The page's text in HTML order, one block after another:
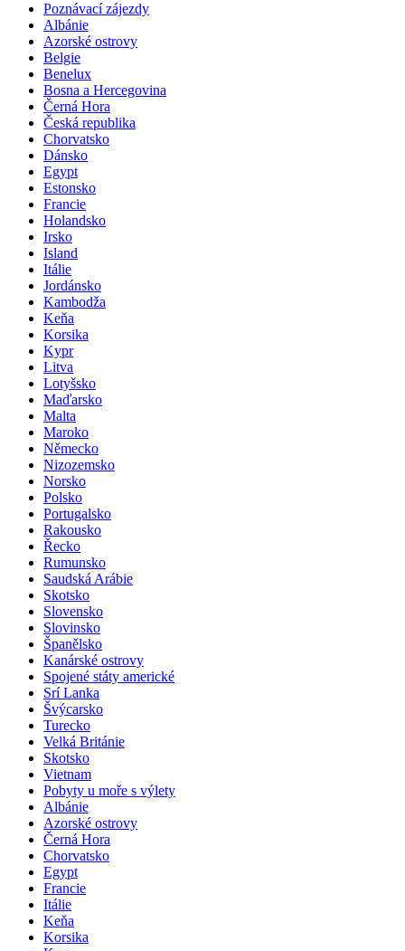
Poznávací zájezdy
Albánie
Azorské ostrovy
Belgie
Benelux
Bosna a Hercegovina
Černá Hora
Česká republika
Chorvatsko
Dánsko
Egypt
Estonsko
Francie
Holandsko
Irsko
Island
Itálie
Jordánsko
Kambodža
Keňa
Korsika
Kypr
Litva
Lotyšsko
Maďarsko
Malta
Maroko
Německo
Nizozemsko
Norsko
Polsko
Portugalsko
Rakousko
Řecko
Rumunsko
Saudská Arábie
Skotsko
Slovensko
Slovinsko
Španělsko
Kanárské ostrovy
Spojené státy americké
Srí Lanka
Švýcarsko
Turecko
Velká Británie
Skotsko
Vietnam
Pobyty u moře s výlety
Albánie
Azorské ostrovy
Černá Hora
Chorvatsko
Egypt
Francie
Itálie
Keňa
Korsika